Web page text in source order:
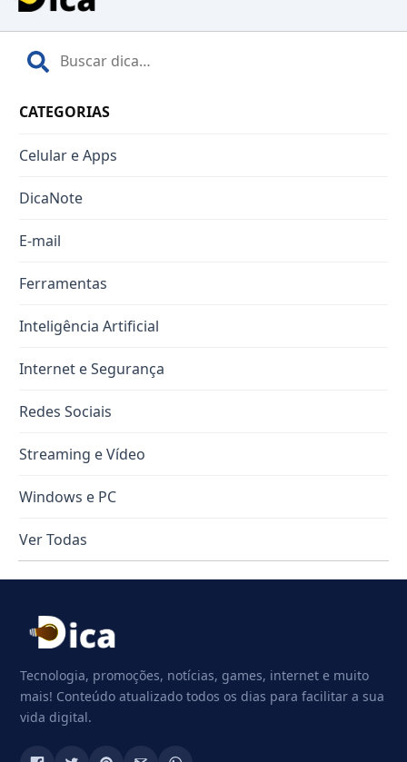
CATEGORIAS
Celular e Apps
DicaNote
E-mail
Ferramentas
Inteligência Artificial
Internet e Segurança
Redes Sociais
Streaming e Vídeo
Windows e PC
Ver Todas
Tecnologia, promoções, notícias, games, internet e muito
mais! Conteúdo atualizado todos os dias para facilitar a sua
vida digital.